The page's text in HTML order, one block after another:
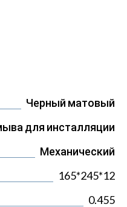
Черный матовый
для инсталляции
Механический
165*245*12
0.455